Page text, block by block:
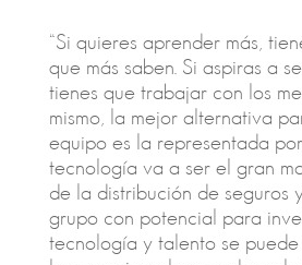
“Si quieres aprender más,
que más saben. Si aspiras a
tienes que trabajar con los
mismo, la mejor alternativa
equipo es la representada por
tecnología va a ser el gran
de la distribución de seguros
grupo con potencial para
tecnología y talento se